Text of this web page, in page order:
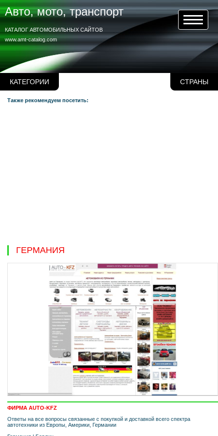
КАТЕГОРИИ СТРАНЫ
Авто, мото, транспорт
www.amt-catalog.com
КАТАЛОГ АВТОМОБИЛЬНЫХ САЙТОВ
Также рекомендуем посетить:
ГЕРМАНИЯ
ФИРМА AUTO-KFZ
Ответы на все вопросы связанные с покупкой и доставкой всего спектра
автотехники из Европы, Америки, Германии